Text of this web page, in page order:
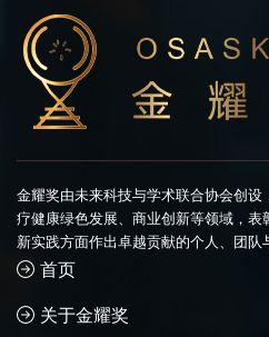
金耀奖由未来科技与学术联合协会创
疗健康绿色发展、商业创新等领域，表
新实践方面作出卓越贡献的个人、团队
首页
关于金耀奖